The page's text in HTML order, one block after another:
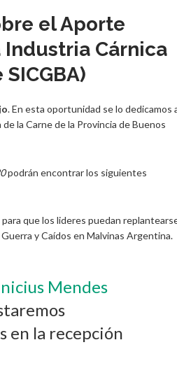
el Aporte
Cárnica
. En esta oportunidad se lo dedicamos
la Carne de la Provincia de Buenos
podrán encontrar los siguientes
que los lideres puedan
y Caídos en Malvinas Argentina.
Mendes
en la recepción